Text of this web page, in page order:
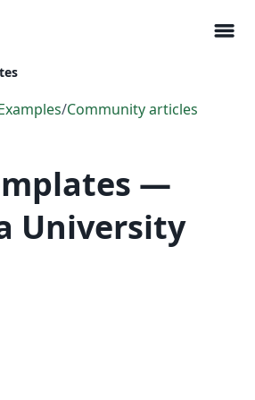
menu
/Community articles
—
University